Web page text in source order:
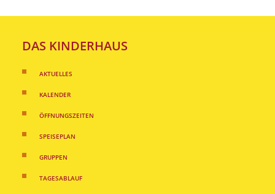
DAS KINDERHAUS
AKTUELLES
KALENDER
ÖFFNUNGSZEITEN
SPEISEPLAN
GRUPPEN
TAGESABLAUF